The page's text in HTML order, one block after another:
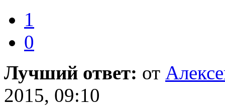
1
0
Лучший ответ: от
2015, 09:10